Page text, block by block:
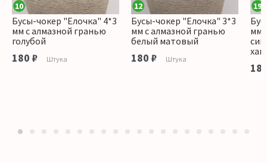
10
Бусы-чокер "Елочка" 4*3
мм с алмазной гранью
голубой
180 ₽ Штука
12
Бусы-чокер "Елочка" 3*3
мм с алмазной гранью
белый матовый
180 ₽ Штука
19
мм